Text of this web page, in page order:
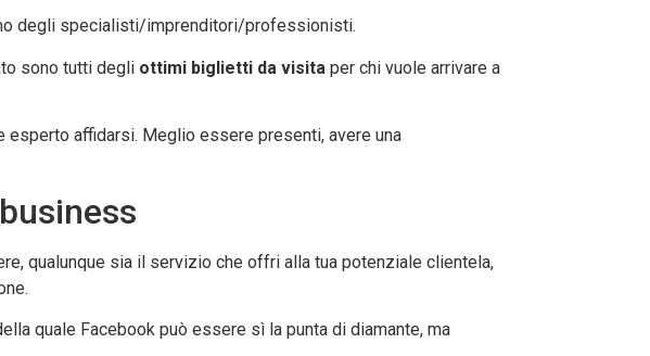
degli specialisti/imprenditori/professionisti.
sono tutti degli ottimi biglietti da visita per chi vuole arrivare a
esperto affidarsi. Meglio essere presenti, avere una
qualunque sia il servizio che offri alla tua potenziale clientela,
quale Facebook può essere sì la punta di diamante, ma